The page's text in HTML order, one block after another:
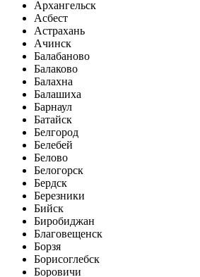
Архангельск
Асбест
Астрахань
Ачинск
Балабаново
Балаково
Балахна
Балашиха
Барнаул
Батайск
Белгород
Белебей
Белово
Белогорск
Бердск
Березники
Бийск
Биробиджан
Благовещенск
Борзя
Борисоглебск
Боровичи